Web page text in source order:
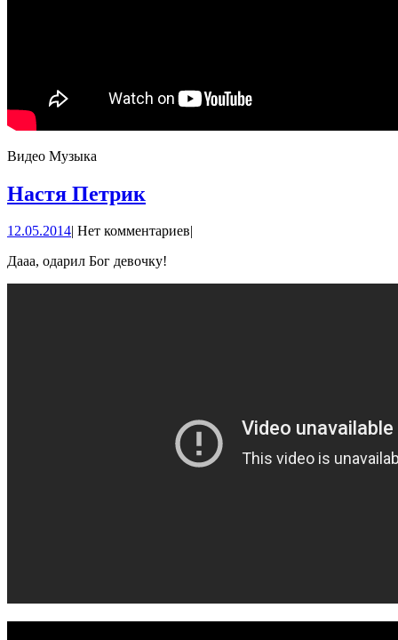
Видео Музыка
Настя Петрик
12.05.201412.05.2014
| Нет комментариев|
Дааа, одарил Бог девочку!